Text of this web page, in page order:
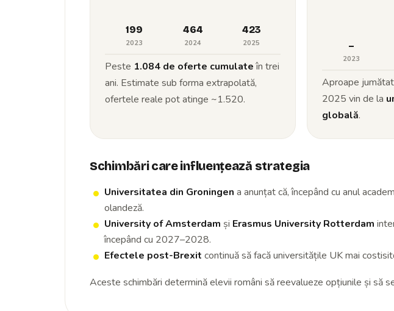
199
2023
464
2024
423
2025
Peste 1.084 de oferte cumulateîn trei
ani. Estimate sub forma extrapolată,
ofertele reale pot atinge ~1.520.
–
2023
Aproape
2025 vin de la
globală.
Schimbări care influențează strategia
Universitatea din Groningen a anunțat că, începând cu anul
olandeză.
University of Amsterdam și Erasmus University Rotterdam
începând cu 2027–2028.
Efectele post-Brexit continuă să facă universitățile UK mai
Aceste schimbări determină elevii români să reevalueze opțiunile și să